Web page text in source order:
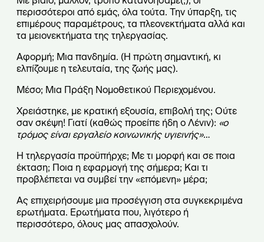
περισσότεροι από εμάς, όλα τούτα. Την ύπαρξη, τις
επιμέρους παραμέτρους, τα πλεονεκτήματα αλλά και
τα μειονεκτήματα της τηλεργασίας.
Αφορμή; Μια πανδημία. (Η πρώτη σημαντική, κι
ελπίζουμε η τελευταία, της ζωής μας).
Μέσο; Μια Πράξη Νομοθετικού Περιεχομένου.
Χρειάστηκε, με κρατική εξουσία, επιβολή της; Ούτε
σαν σκέψη! Γιατί (καθώς προείπε ήδη ο Λένιν): «ο
τρόμος είναι εργαλείο κοινωνικής υγιεινής»…
Η τηλεργασία προϋπήρχε; Με τι μορφή και σε ποια
έκταση; Ποια η εφαρμογή της σήμερα; Και τι
προβλέπεται να συμβεί την «επόμενη» μέρα;
Ας επιχειρήσουμε μια προσέγγιση στα συγκεκριμένα
ερωτήματα. Ερωτήματα που, λιγότερο ή
περισσότερο, όλους μας απασχολούν.